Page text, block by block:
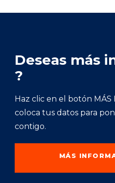
Deseas más
?
Haz clic en el botón MÁS
coloca tus datos para
contigo.
MÁS